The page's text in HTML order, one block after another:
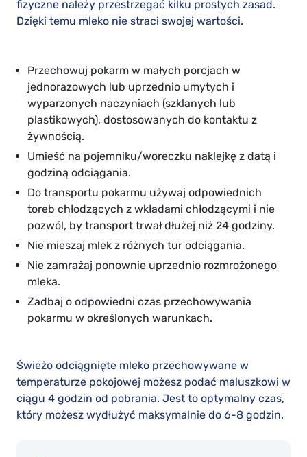
fizyczne należy przestrzegać kilku prostych zasad.
Dzięki temu mleko nie straci swojej wartości.
Przechowuj pokarm w małych porcjach w
jednorazowych lub uprzednio umytych i
wyparzonych naczyniach (szklanych lub
plastikowych), dostosowanych do kontaktu z
żywnością.
Umieść na pojemniku/woreczku naklejkę z datą i
godziną odciągania.
Do transportu pokarmu używaj odpowiednich
toreb chłodzących z wkładami chłodzącymi i nie
pozwól, by transport trwał dłużej niż 24 godziny.
Nie mieszaj mlek z różnych tur odciągania.
Nie zamrażaj ponownie uprzednio rozmrożonego
mleka.
Zadbaj o odpowiedni czas przechowywania
pokarmu w określonych warunkach.
Świeżo odciągnięte mleko przechowywane w
temperaturze pokojowej możesz podać maluszkowi w
ciągu 4 godzin od pobrania. Jest to optymalny czas,
który możesz wydłużyć maksymalnie do 6-8 godzin.